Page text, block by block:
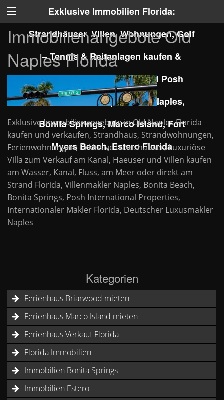
Exklusive Immobilien Florida:
Strandhäuser, Villen, Wohnungen, Golf
– Tennis & Reitanlagen kaufen &
verkaufen mit Kirsten Prizzi Posh
International Properties in Naples,
Bonita Springs, Marco Island, Fort
Myers Beach, Estero Florida
Immobilienangebote Old
Naples Florida
Exklusive Immobilienangebote in Old Naples Florida
kaufen und verkaufen, Strandhaus, Strandwohnungen,
Ferienwohnungen, Exklusive Luxushäuser, Luxuriöse
Villa zum Verkauf am Kanal, Haeuser und Villen kaufen
am Wasser, Kanal, Fluss, am Meer oder direkt am
Strand Florida, Villenmakler Naples, Bonita Beach,
Bonita Springs, Posh International Properties,
Internationaler Makler Florida, Deutscher Luxusmakler
Naples
Kategorien
Ferienhaus Briarwood mieten
Ferienhaus Marco Island mieten
Ferienhaus Verkauf Florida
Florida Immobilien
Immobilien Bonita Springs
Immobilien Estero